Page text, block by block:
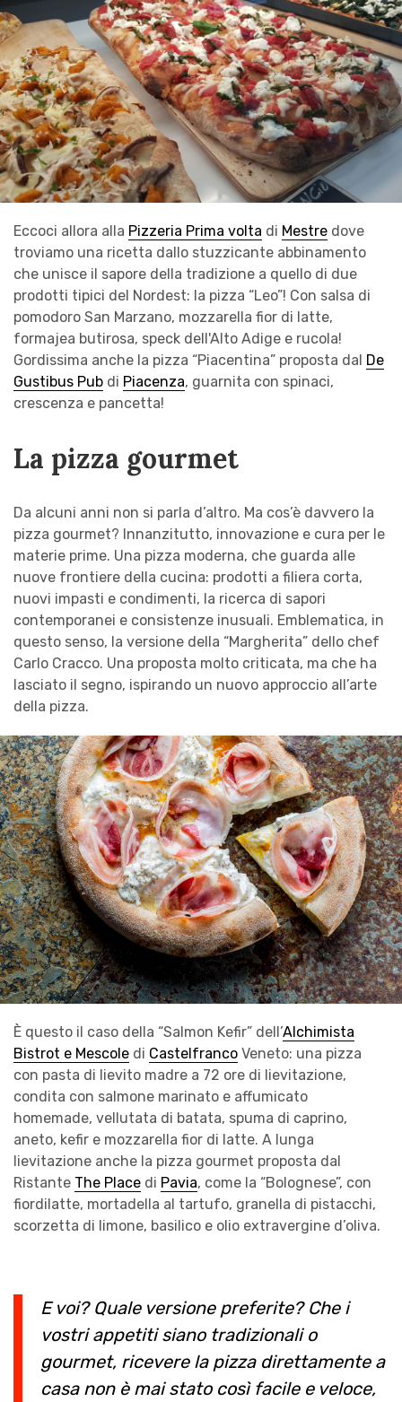
Eccoci allora alla Pizzeria Prima volta di Mestre dove
troviamo una ricetta dallo stuzzicante abbinamento
che unisce il sapore della tradizione a quello di due
prodotti tipici del Nordest: la pizza “Leo”! Con salsa di
pomodoro San Marzano, mozzarella fior di latte,
formajea butirosa, speck dell'Alto Adige e rucola!
Gordissima anche la pizza “Piacentina” proposta dal De
Gustibus Pub di Piacenza, guarnita con spinaci,
crescenza e pancetta!
La pizza gourmet
Da alcuni anni non si parla d’altro. Ma cos’è davvero la
pizza gourmet? Innanzitutto, innovazione e cura per le
materie prime. Una pizza moderna, che guarda alle
nuove frontiere della cucina: prodotti a filiera corta,
nuovi impasti e condimenti, la ricerca di sapori
contemporanei e consistenze inusuali. Emblematica, in
questo senso, la versione della “Margherita” dello chef
Carlo Cracco. Una proposta molto criticata, ma che ha
lasciato il segno, ispirando un nuovo approccio all’arte
della pizza.
È questo il caso della “Salmon Kefir” dell’Alchimista
Bistrot e Mescole di Castelfranco Veneto: una pizza
con pasta di lievito madre a 72 ore di lievitazione,
condita con salmone marinato e affumicato
homemade, vellutata di batata, spuma di caprino,
aneto, kefir e mozzarella fior di latte. A lunga
lievitazione anche la pizza gourmet proposta dal
Ristante The Place di Pavia, come la “Bolognese”, con
fiordilatte, mortadella al tartufo, granella di pistacchi,
scorzetta di limone, basilico e olio extravergine d’oliva.
E voi? Quale versione preferite? Che i
vostri appetiti siano tradizionali o
gourmet, ricevere la pizza direttamente a
casa non è mai stato così facile e veloce,